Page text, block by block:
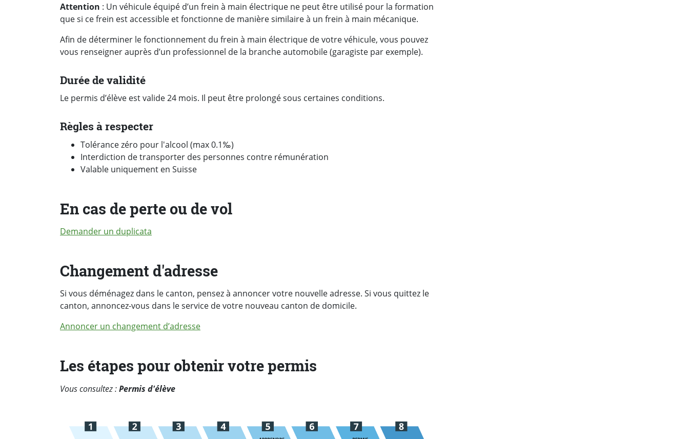
Attention : Un véhicule équipé d’un frein à main électrique ne peut être utilisé pour la formation
que si ce frein est accessible et fonctionne de manière similaire à un frein à main mécanique.
Afin de déterminer le fonctionnement du frein à main électrique de votre véhicule, vous pouvez
vous renseigner auprès d’un professionnel de la branche automobile (garagiste par exemple).
Durée de validité
Le permis d’élève est valide 24 mois. Il peut être prolongé sous certaines conditions.
Règles à respecter
Tolérance zéro pour l'alcool (max 0.1‰)
Interdiction de transporter des personnes contre rémunération
Valable uniquement en Suisse
En cas de perte ou de vol
Demander un duplicata
Changement d'adresse
Si vous déménagez dans le canton, pensez à annoncer votre nouvelle adresse. Si vous quittez le
canton, annoncez-vous dans le service de votre nouveau canton de domicile.
Annoncer un changement d’adresse
Les étapes pour obtenir votre permis
Vous consultez :Permis d'élève